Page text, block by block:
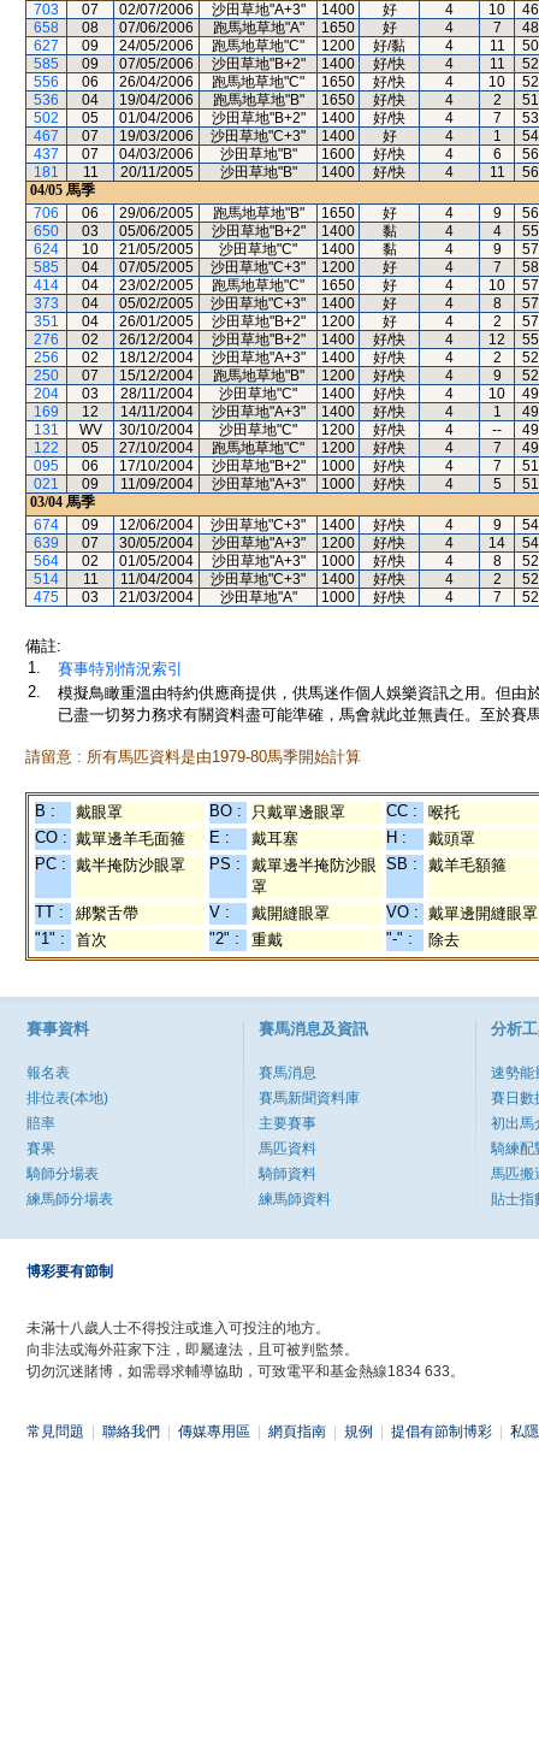
703
07 02/07/2006 沙田草地"A+3" 1400 好 4 10
46
658
08 07/06/2006 跑馬地草地"A" 1650 好 4 7
48
627
09 24/05/2006 跑馬地草地"C" 1200 好/黏 4 11
50
585
09 07/05/2006 沙田草地"B+2" 1400 好/快 4 11
52
556
06 26/04/2006 跑馬地草地"C" 1650 好/快 4 10
52
536
04 19/04/2006 跑馬地草地"B" 1650 好/快 4 2
51
502
05 01/04/2006 沙田草地"B+2" 1400 好/快 4 7
53
467
07 19/03/2006 沙田草地"C+3" 1400 好 4 1
54
437
07 04/03/2006 沙田草地"B" 1600 好/快 4 6
56
181
11 20/11/2005 沙田草地"B" 1400 好/快 4 11
56
04/05 馬季
706
06 29/06/2005 跑馬地草地"B" 1650 好 4 9
56
650
03 05/06/2005 沙田草地"B+2" 1400 黏 4 4
55
624
10 21/05/2005 沙田草地"C" 1400 黏 4 9
57
585
04 07/05/2005 沙田草地"C+3" 1200 好 4 7
58
414
04 23/02/2005 跑馬地草地"C" 1650 好 4 10
57
373
04 05/02/2005 沙田草地"C+3" 1400 好 4 8
57
351
04 26/01/2005 沙田草地"B+2" 1200 好 4 2
57
276
02 26/12/2004 沙田草地"B+2" 1400 好/快 4 12
55
256
02 18/12/2004 沙田草地"A+3" 1400 好/快 4 2
52
250
07 15/12/2004 跑馬地草地"B" 1200 好/快 4 9
52
204
03 28/11/2004 沙田草地"C" 1400 好/快 4 10
49
169
12 14/11/2004 沙田草地"A+3" 1400 好/快 4 1
49
131
WV 30/10/2004 沙田草地"C" 1200 好/快 4 --
49
122
05 27/10/2004 跑馬地草地"C" 1200 好/快 4 7
49
095
06 17/10/2004 沙田草地"B+2" 1000 好/快 4 7
51
021
09 11/09/2004 沙田草地"A+3" 1000 好/快 4 5
51
03/04 馬季
674
09 12/06/2004 沙田草地"C+3" 1400 好/快 4 9
54
639
07 30/05/2004 沙田草地"A+3" 1200 好/快 4 14
54
564
02 01/05/2004 沙田草地"A+3" 1000 好/快 4 8
52
514
11 11/04/2004 沙田草地"C+3" 1400 好/快 4 2
52
475
03 21/03/2004 沙田草地"A" 1000 好/快 4 7 52
備註:
1.
賽事特別情況索引
2.
模擬鳥瞰重溫由特約供應商提供，供馬迷作個人娛樂資訊之用。但
已盡一切努力務求有關資料盡可能準確，馬會就此並無責任。至於賽
請留意 : 所有馬匹資料是由1979-80馬季開始計算
B : 戴眼罩 BO : 只戴單邊眼罩 CC :
喉托
CO : 戴單邊羊毛面箍 E : 戴耳塞 H :
戴頭罩
PC : 戴半掩防沙眼罩 PS :
戴單邊半掩防沙眼
罩
SB : 戴羊毛額箍
TT : 綁繫舌帶 V : 戴開縫眼罩 VO : 戴單邊開縫眼罩
"1" :
首次 "2" : 重戴 "-" : 除去
賽事資料
報名表
排位表(本地)
賠率
賽果
騎師分場表
練馬師分場表
賽馬消息及資訊
賽馬消息
賽馬新聞資料庫
主要賽事
馬匹資料
騎師資料
練馬師資料
分析
速勢能
賽日數
初出馬
騎練配
馬匹搬
貼士指
博彩要有節制
未滿十八歲人士不得投注或進入可投注的地方。
向非法或海外莊家下注，即屬違法，且可被判監禁。
切勿沉迷賭博，如需尋求輔導協助，可致電平和基金熱線1834 633。
常見問題 聯絡我們 傳媒專用區 網頁指南 規例 提倡有節制博彩 私